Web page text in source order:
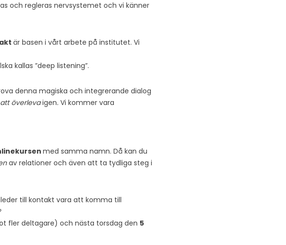
och regleras nervsystemet och vi känner
är basen i vårt arbete på institutet. Vi
kallas ”deep listening”.
denna magiska och integrerande dialog
överlevaigen. Vi kommer vara
med samma namn. Då kan du
av relationer och även att ta tydliga steg i
till kontakt vara att komma till
fler deltagare) och nästa torsdag den 5